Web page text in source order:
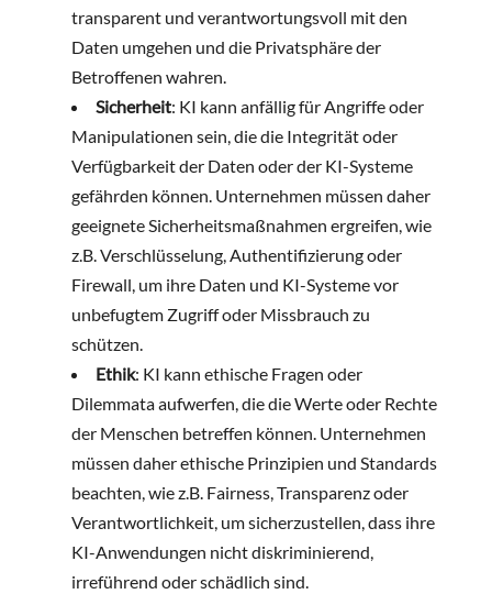
transparent und verantwortungsvoll mit den
Daten umgehen und die Privatsphäre der
Betroffenen wahren.
Sicherheit: KI kann anfällig für Angriffe oder
Manipulationen sein, die die Integrität oder
Verfügbarkeit der Daten oder der KI-Systeme
gefährden können. Unternehmen müssen daher
geeignete Sicherheitsmaßnahmen ergreifen, wie
z.B. Verschlüsselung, Authentifizierung oder
Firewall, um ihre Daten und KI-Systeme vor
unbefugtem Zugriff oder Missbrauch zu
schützen.
Ethik: KI kann ethische Fragen oder
Dilemmata aufwerfen, die die Werte oder Rechte
der Menschen betreffen können. Unternehmen
müssen daher ethische Prinzipien und Standards
beachten, wie z.B. Fairness, Transparenz oder
Verantwortlichkeit, um sicherzustellen, dass ihre
KI-Anwendungen nicht diskriminierend,
irreführend oder schädlich sind.